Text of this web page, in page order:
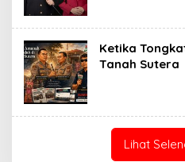
Ketika
Tanah Sutera
Lihat